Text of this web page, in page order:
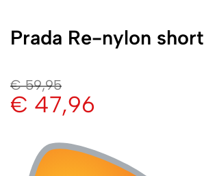
Prada Re-nylon short
€59,95
€ 47,96